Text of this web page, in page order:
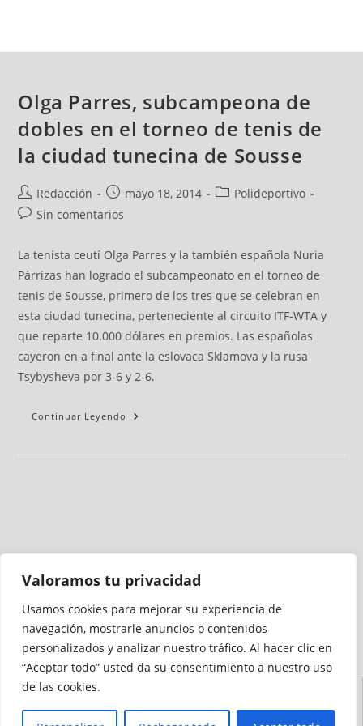
Valoramos tu privacidad
Usamos cookies para mejorar su experiencia de
navegación, mostrarle anuncios o contenidos
personalizados y analizar nuestro tráfico. Al hacer clic en
“Aceptar todo” usted da su consentimiento a nuestro uso
de las cookies.
Olga Parres, subcampeona de
dobles en el torneo de tenis de
la ciudad tunecina de Sousse
Redacción mayo 18, 2014
Polideportivo
Sin comentarios
La tenista ceutí Olga Parres y la también española Nuria
Párrizas han logrado el subcampeonato en el torneo de
tenis de Sousse, primero de los tres que se celebran en
esta ciudad tunecina, perteneciente al circuito ITF-WTA y
que reparte 10.000 dólares en premios. Las españolas
cayeron en a final ante la eslovaca Sklamova y la rusa
Tsybysheva por 3-6 y 2-6.
Continuar Leyendo
Medio auditado por